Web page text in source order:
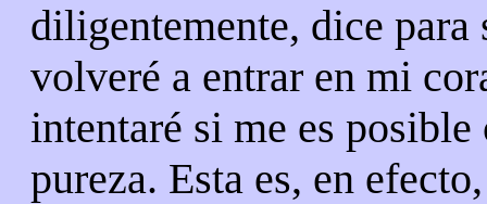
diligentemente, dice para
volveré a entrar en mi
intentaré si me es
pureza. Esta es, en